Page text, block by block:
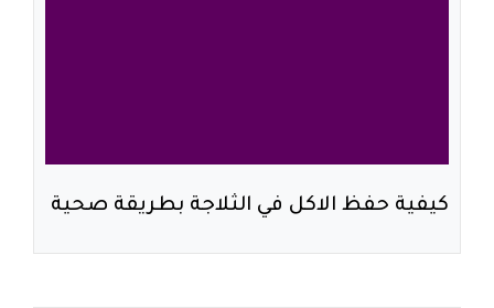
كيفية حفظ الاكل في الثلاجة بطريقة صحية